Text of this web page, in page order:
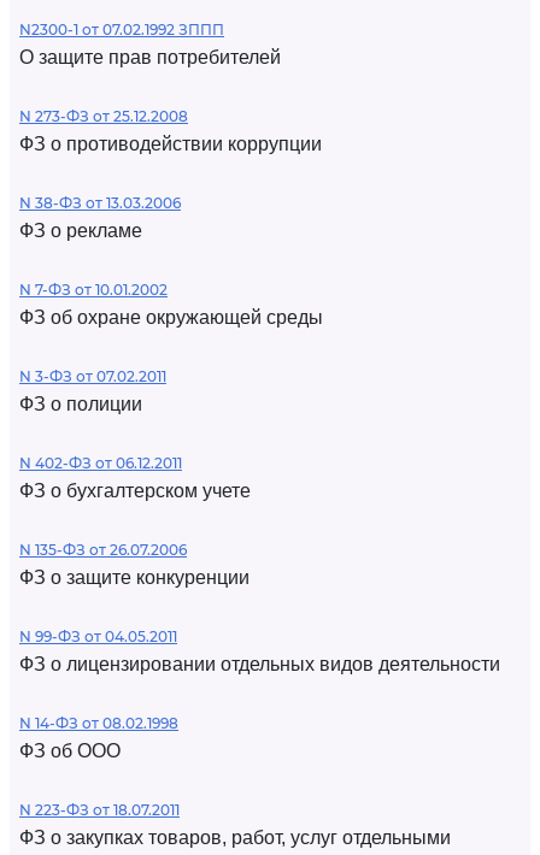
N2300-1 от 07.02.1992 ЗППП
О защите прав потребителей
N 273-ФЗ от 25.12.2008
ФЗ о противодействии коррупции
N 38-ФЗ от 13.03.2006
ФЗ о рекламе
N 7-ФЗ от 10.01.2002
ФЗ об охране окружающей среды
N 3-ФЗ от 07.02.2011
ФЗ о полиции
N 402-ФЗ от 06.12.2011
ФЗ о бухгалтерском учете
N 135-ФЗ от 26.07.2006
ФЗ о защите конкуренции
N 99-ФЗ от 04.05.2011
ФЗ о лицензировании отдельных видов деятельности
N 14-ФЗ от 08.02.1998
ФЗ об ООО
N 223-ФЗ от 18.07.2011
ФЗ о закупках товаров, работ, услуг отдельными